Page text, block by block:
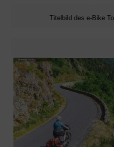
Titelbild des e-Bike